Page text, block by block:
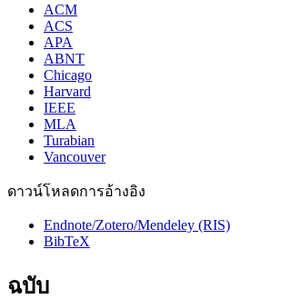
ACM
ACS
APA
ABNT
Chicago
Harvard
IEEE
MLA
Turabian
Vancouver
ดาวน์โหลดการอ้างอิง
Endnote/Zotero/Mendeley (RIS)
BibTeX
ฉบับ